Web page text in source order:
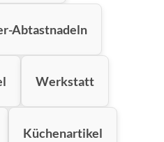
Abtastnadeln
Werkstatt
Küchenartikel